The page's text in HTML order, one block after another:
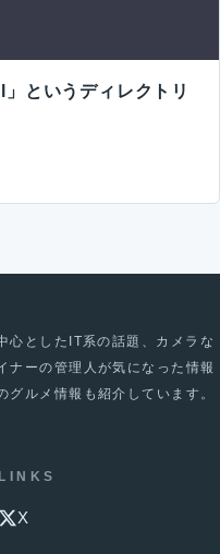
というディレクトリ
心としたIT系の話題、カメラな
ナーの管理人が気になった情報
ルメ情報も紹介しています。
LINKS
X